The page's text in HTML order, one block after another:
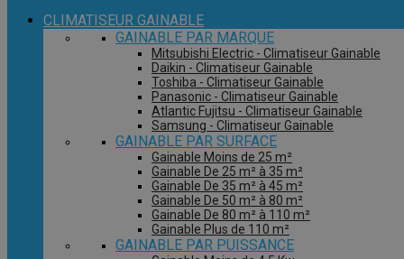
CLIMATISEUR GAINABLE
GAINABLE PAR MARQUE
Mitsubishi Electric - Climatiseur Gainable
Daikin - Climatiseur Gainable
Toshiba - Climatiseur Gainable
Panasonic - Climatiseur Gainable
Atlantic Fujitsu - Climatiseur Gainable
Samsung - Climatiseur Gainable
GAINABLE PAR SURFACE
Gainable Moins de 25 m²
Gainable De 25 m² à 35 m²
Gainable De 35 m² à 45 m²
Gainable De 50 m² à 80 m²
Gainable De 80 m² à 110 m²
Gainable Plus de 110 m²
GAINABLE PAR PUISSANCE